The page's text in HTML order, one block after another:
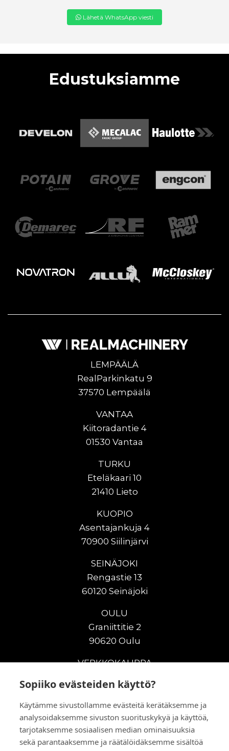
Sopiiko evästeiden käyttö?
Käytämme sivustollamme evästeitä kerätäksemme ja
analysoidaksemme sivuston suorituskykyä ja käyttöä,
tarjotaksemme sosiaalisen median ominaisuuksia
sekä parantaaksemme ja räätälöidäksemme sisältöä
Lähetä WhatsApp viesti
Edustuksiamme
LEMPÄÄLÄ
RealParkinkatu 9
37570 Lempäälä
VANTAA
Kiitoradantie 4
01530 Vantaa
TURKU
Eteläkaari 10
21410 Lieto
KUOPIO
Asentajankuja 4
70900 Siilinjärvi
SEINÄJOKI
Rengastie 13
60120 Seinäjoki
OULU
Graniittitie 2
90620 Oulu
VERKKOKAUPPA
Uudet maanrakennuskoneet
Vuokrakoneet
Kampanjat
Vaihtokoneet